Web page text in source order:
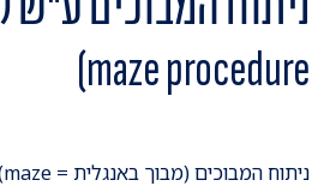
maze procedure)